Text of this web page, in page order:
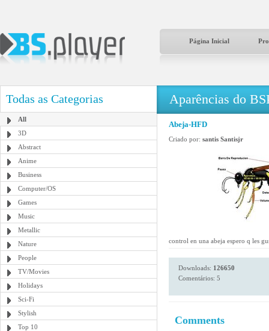
Página Inicial
Todas as Categorias
All
3D
Abstract
Anime
Business
Computer/OS
Games
Music
Metallic
Nature
People
TV/Movies
Holidays
Sci-Fi
Stylish
Top 10
Aparências do
Abeja-HFD
Criado por: santis Santisjr
control en una abeja espero q les
Downloads: 126650
Comentários: 5
Comments